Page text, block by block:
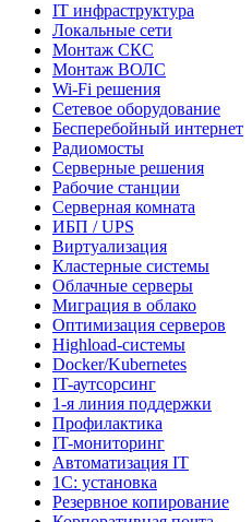
IT инфраструктура
Локальные сети
Монтаж СКС
Монтаж ВОЛС
Wi-Fi решения
Сетевое оборудование
Бесперебойный интернет
Радиомосты
Серверные решения
Рабочие станции
Серверная комната
ИБП / UPS
Виртуализация
Кластерные системы
Облачные серверы
Миграция в облако
Оптимизация серверов
Highload-системы
Docker/Kubernetes
IT-аутсорсинг
1-я линия поддержки
Профилактика
IT-мониторинг
Автоматизация IT
1С: установка
Резервное копирование